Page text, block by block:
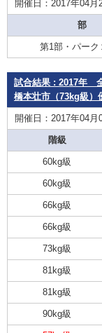
開催日：2017年04月
部
第1部・パーク
試合結果 : 2017年
橋本壮市（73kg級
開催日：2017年04月
階級
60kg級
60kg級
66kg級
66kg級
73kg級
81kg級
81kg級
90kg級